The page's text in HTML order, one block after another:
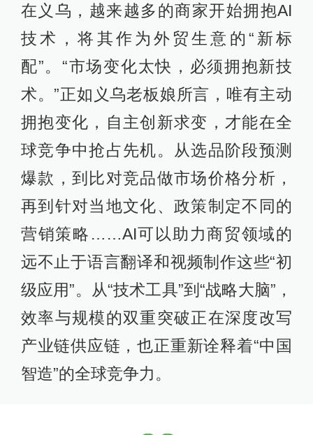
在义乌，越来越多的商家开始拥抱AI
技术，将其作为外贸生意的“新标
配”。“市场变化太快，必须拥抱新技
术。”正如义乌老板娘所言，唯有主动
拥抱变化，自主创新求变，才能在全
球竞争中抢占先机。从选品阶段预测
爆款，到比对竞品做市场价格分析，
再到针对当地文化、政策制定不同的
营销策略……AI可以助力商贸领域的
远不止于语言翻译和视频制作这些“初
级应用”。从“技术工具”到“战略大脑”，
效率与规模的双重突破正在深度改写
产业链供应链，也正重新诠释着“中国
智造”的全球竞争力。